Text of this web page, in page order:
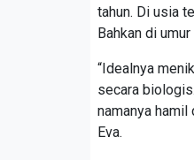
tahun. Di usia
Bahkan di
“Idealnya
secara
namanya hamil
Eva.